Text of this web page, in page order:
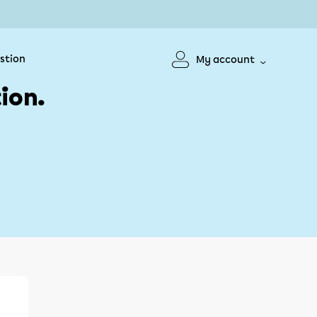
My account